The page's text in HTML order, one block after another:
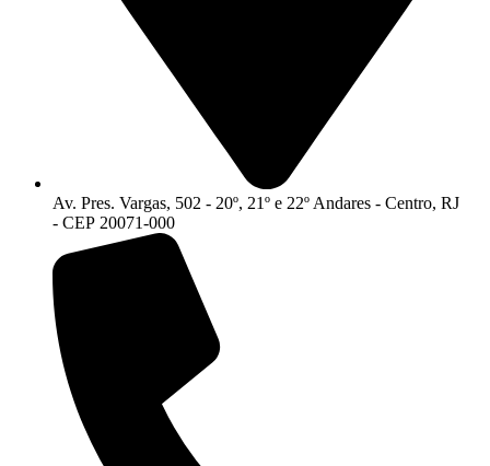
Av. Pres. Vargas, 502 - 20º, 21º e 22º Andares - Centro, RJ
- CEP 20071-000